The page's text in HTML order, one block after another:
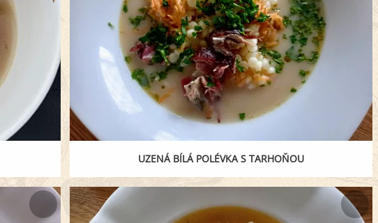
UZENÁ BÍLÁ POLÉVKA S TARHOŇOU